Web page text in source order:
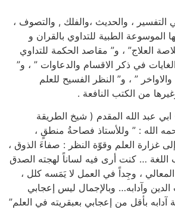
، والحديث ،والفلك , والتصوف ،
الموسوعة الطبية للتداوي بالقران و
العلاج” ، و” مقاصد الحكمة للتداوي
في ذكر الاقسام والدعاوات ” ، و”
” ، و” النظر الفسيح للعلم
من الكتب النافعة .
عبد الله المقدم ( شيخ الطريقة
الله : ” وللأستاذ فصاحةُ منطقٍ ،
غزارة العلم وقوّة النظر : صفاءَ الذوق ،
اللغة … كنت أرى فيه لساناً لهجته الصدق
، وجِداً في العمل لا يَمَسه كلل ،
وآدابه… وبالإجمال ليس إعجابي
بأقل من إعجابي بعبقريته في العلم”